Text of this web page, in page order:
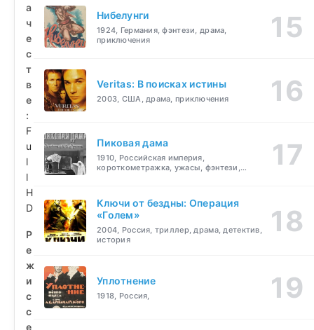
а
ч
е
с
т
в
е
:
F
u
l
l
H
D
Р
е
ж
и
с
с
е
Нибелунги
1924, Германия, фэнтези, драма,
приключения
Veritas: В поисках истины
2003, США, драма, приключения
Пиковая дама
1910, Российская империя,
короткометражка, ужасы, фэнтези,
Ключи от бездны: Операция
«Голем»
2004, Россия, триллер, драма, детектив,
история
Уплотнение
1918, Россия,